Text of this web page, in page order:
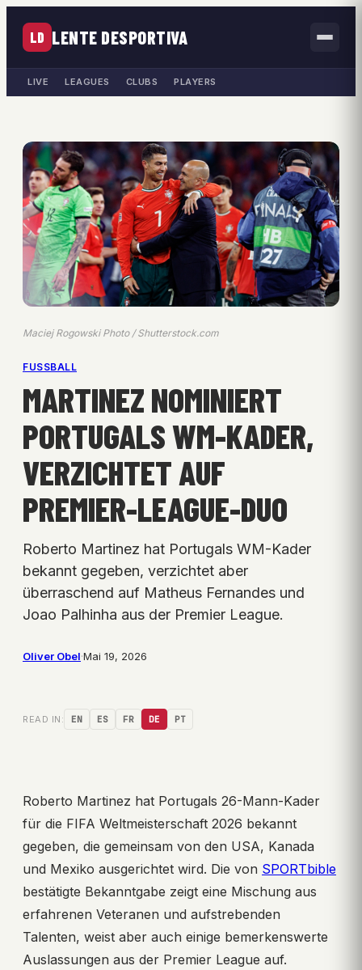
LD LENTE DESPORTIVA
LIVE LEAGUES CLUBS PLAYERS
Maciej Rogowski Photo / Shutterstock.com
FUSSBALL
MARTINEZ NOMINIERT
PORTUGALS WM-KADER,
VERZICHTET AUF
PREMIER-LEAGUE-DUO
Roberto Martinez hat Portugals WM-Kader
bekannt gegeben, verzichtet aber
überraschend auf Matheus Fernandes und
Joao Palhinha aus der Premier League.
Oliver Obel·Mai 19, 2026
READ IN: EN ES FR DE PT
Roberto Martinez hat Portugals 26-Mann-Kader
für die FIFA Weltmeisterschaft 2026 bekannt
gegeben, die gemeinsam von den USA, Kanada
und Mexiko ausgerichtet wird. Die von SPORTbible
bestätigte Bekanntgabe zeigt eine Mischung aus
erfahrenen Veteranen und aufstrebenden
Talenten, weist aber auch einige bemerkenswerte
Auslassungen aus der Premier League auf.